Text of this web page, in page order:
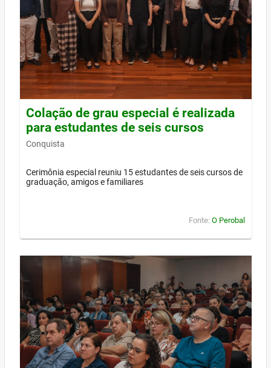
Colação de grau especial é realizada
para estudantes de seis cursos
Conquista
Cerimônia especial reuniu 15 estudantes de seis cursos de
graduação, amigos e familiares
Fonte: O Perobal